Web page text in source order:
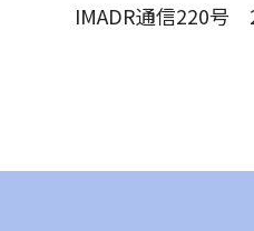
IMADR通信220号